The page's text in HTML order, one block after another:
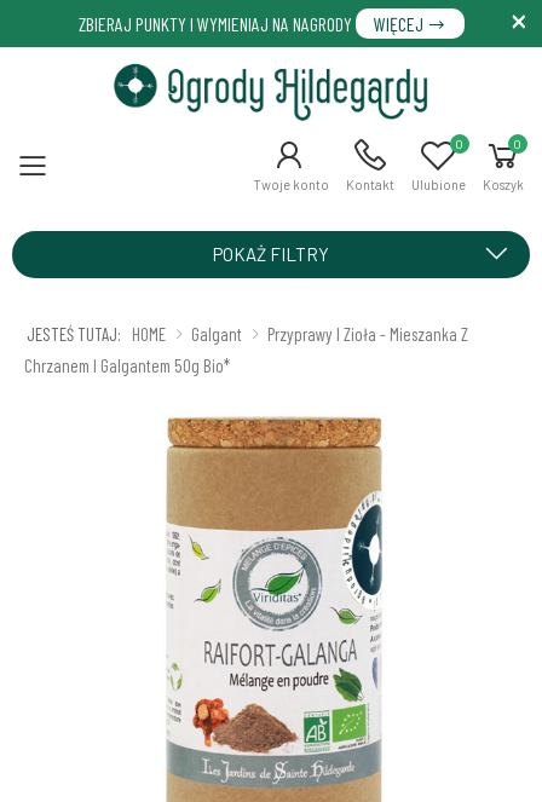
ZBIERAJ PUNKTY I WYMIENIAJ NA NAGRODY WIĘCEJ
Menu Twoje konto Kontakt Ulubione
0 0
Koszyk
POKAŻ FILTRY
JESTEŚ TUTAJ: HOME Galgant
Przyprawy I Zioła - Mieszanka Z
Chrzanem I Galgantem 50g Bio*